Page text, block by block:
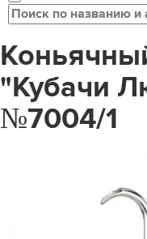
"Кубачи
№7004/1